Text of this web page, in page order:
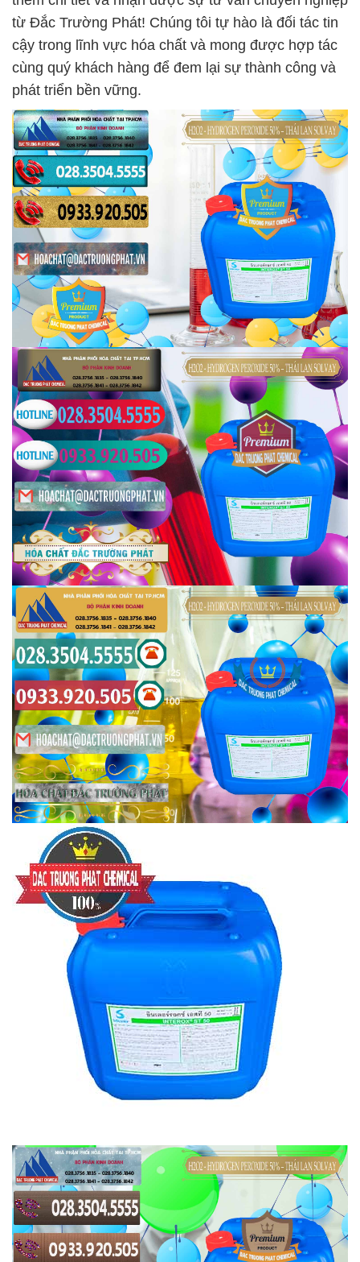
từ Đắc Trường Phát! Chúng tôi tự hào là đối tác tin
cậy trong lĩnh vực hóa chất và mong được hợp tác
cùng quý khách hàng để đem lại sự thành công và
phát triển bền vững.